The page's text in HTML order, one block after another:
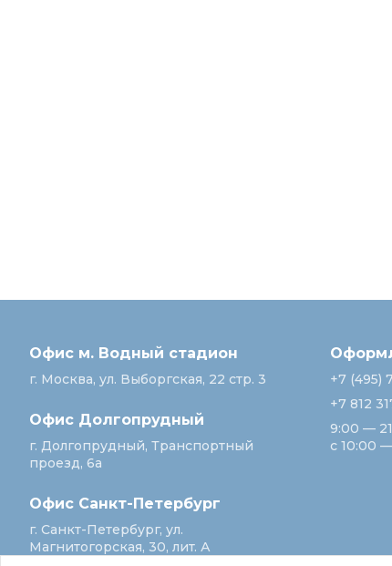
Офис м. Водный стадион
г. Москва, ул. Выборгская, 22 стр. 3
Офис Долгопрудный
г. Долгопрудный, Транспортный
проезд, 6а
Офис Санкт‑Петербург
г. Санкт‑Петербург, ул.
Магнитогорская, 30, лит. А
+7 (495)
+7 812
9:00 —
с 10:00